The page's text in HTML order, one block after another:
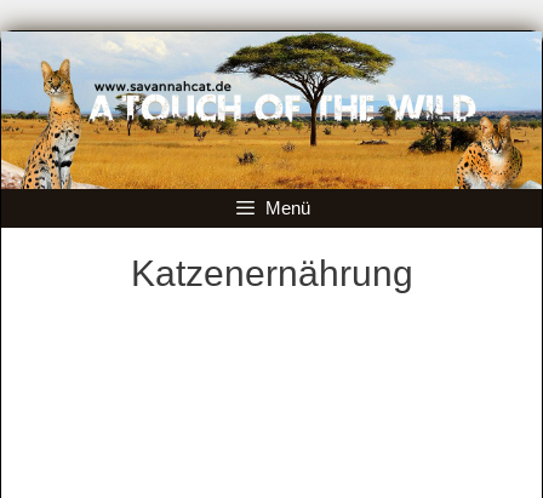
Zum
Inhalt
springen
Menü
Katzenernährung